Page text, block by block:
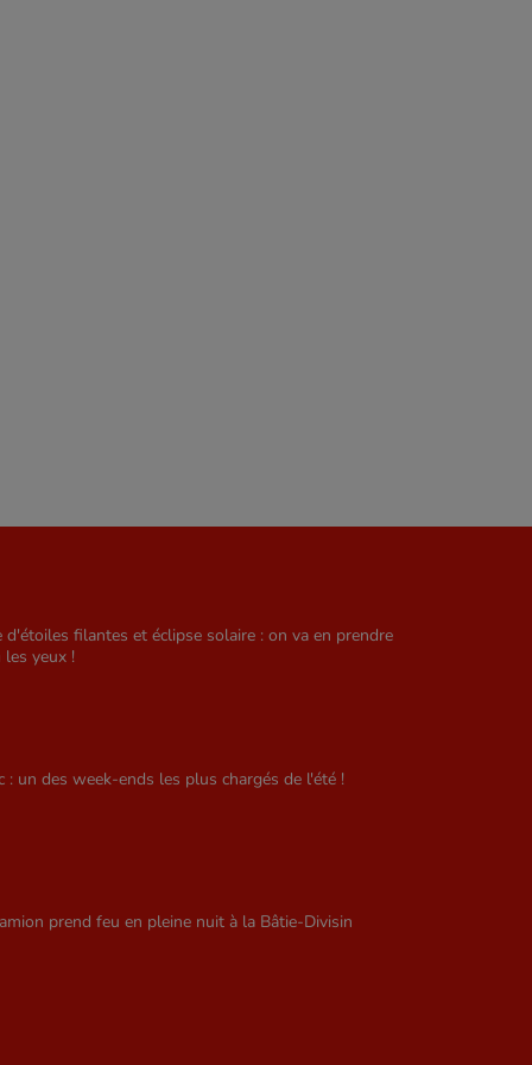
d'étoiles filantes et éclipse solaire : on va en prendre
les yeux !
: un des week-ends les plus chargés de l'été !
prend feu en pleine nuit à la Bâtie-Divisin